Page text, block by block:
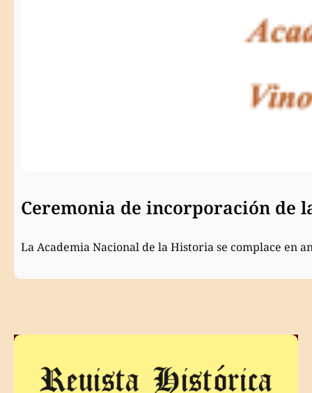
Ceremonia de incorporación de
La Academia Nacional de la Historia se complace en